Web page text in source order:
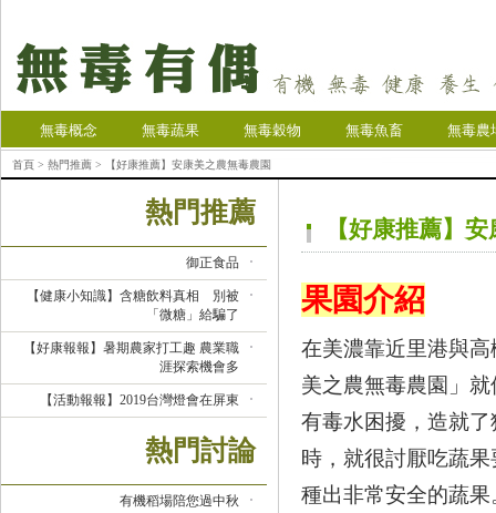
無毒概念 無毒蔬果 無毒穀物 無毒魚畜 無毒農
首頁 > 熱門推薦 > 【好康推薦】安康美之農無毒農園
熱門推薦
御正食品
【健康小知識】含糖飲料真相 別被
「微糖」給騙了
【好康報報】暑期農家打工趣 農業職
涯探索機會多
【活動報報】2019台灣燈會在屏東
熱門討論
有機稻場陪您過中秋
【好康推薦】
果園介紹
在美濃靠近里港與
美之農無毒農園」
有毒水困擾，造就
時，就很討厭吃蔬
種出非常安全的蔬